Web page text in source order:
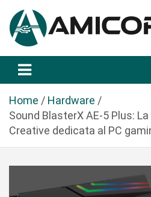
a
Amicopc.com
Home
Hardware
Sound BlasterX AE-5 Plus:
Creative dedicata al PC